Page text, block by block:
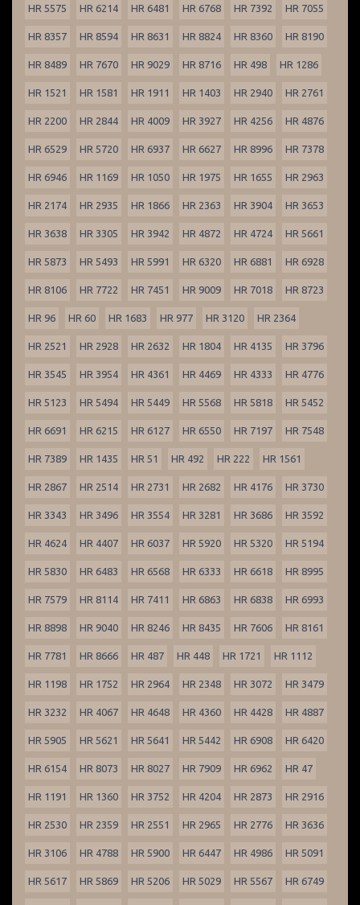
HR 5575 HR 6214 HR 6481 HR 6768 HR 7392 HR 7055
HR 8357 HR 8594 HR 8631 HR 8824 HR 8360 HR 8190
HR 8489 HR 7670 HR 9029 HR 8716 HR 498 HR 1286
HR 1521 HR 1581 HR 1911 HR 1403 HR 2940 HR 2761
HR 2200 HR 2844 HR 4009 HR 3927 HR 4256 HR 4876
HR 6529 HR 5720 HR 6937 HR 6627 HR 8996 HR 7378
HR 6946 HR 1169 HR 1050 HR 1975 HR 1655 HR 2963
HR 2174 HR 2935 HR 1866 HR 2363 HR 3904 HR 3653
HR 3638 HR 3305 HR 3942 HR 4872 HR 4724 HR 5661
HR 5873 HR 5493 HR 5991 HR 6320 HR 6881 HR 6928
HR 8106 HR 7722 HR 7451 HR 9009 HR 7018 HR 8723
HR 96 HR 60 HR 1683 HR 977 HR 3120 HR 2364
HR 2521 HR 2928 HR 2632 HR 1804 HR 4135 HR 3796
HR 3545 HR 3954 HR 4361 HR 4469 HR 4333 HR 4776
HR 5123 HR 5494 HR 5449 HR 5568 HR 5818 HR 5452
HR 6691 HR 6215 HR 6127 HR 6550 HR 7197 HR 7548
HR 7389 HR 1435 HR 51 HR 492 HR 222 HR 1561
HR 2867 HR 2514 HR 2731 HR 2682 HR 4176 HR 3730
HR 3343 HR 3496 HR 3554 HR 3281 HR 3686 HR 3592
HR 4624 HR 4407 HR 6037 HR 5920 HR 5320 HR 5194
HR 5830 HR 6483 HR 6568 HR 6333 HR 6618 HR 8995
HR 7579 HR 8114 HR 7411 HR 6863 HR 6838 HR 6993
HR 8898 HR 9040 HR 8246 HR 8435 HR 7606 HR 8161
HR 7781 HR 8666 HR 487 HR 448 HR 1721 HR 1112
HR 1198 HR 1752 HR 2964 HR 2348 HR 3072 HR 3479
HR 3232 HR 4067 HR 4648 HR 4360 HR 4428 HR 4887
HR 5905 HR 5621 HR 5641 HR 5442 HR 6908 HR 6420
HR 6154 HR 8073 HR 8027 HR 7909 HR 6962 HR 47
HR 1191 HR 1360 HR 3752 HR 4204 HR 2873 HR 2916
HR 2530 HR 2359 HR 2551 HR 2965 HR 2776 HR 3636
HR 3106 HR 4788 HR 5900 HR 6447 HR 4986 HR 5091
HR 5617 HR 5869 HR 5206 HR 5029 HR 5567 HR 6749